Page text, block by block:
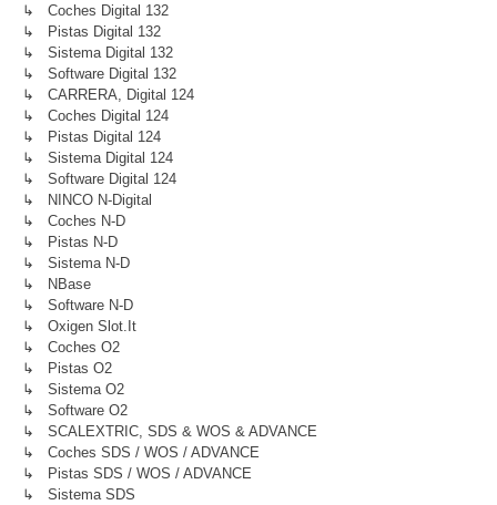
↳ Coches Digital 132
↳ Pistas Digital 132
↳ Sistema Digital 132
↳ Software Digital 132
↳ CARRERA, Digital 124
↳ Coches Digital 124
↳ Pistas Digital 124
↳ Sistema Digital 124
↳ Software Digital 124
↳ NINCO N-Digital
↳ Coches N-D
↳ Pistas N-D
↳ Sistema N-D
↳ NBase
↳ Software N-D
↳ Oxigen Slot.it
↳ Coches O2
↳ Pistas O2
↳ Sistema O2
↳ Software O2
↳ SCALEXTRIC, SDS & WOS & ADVANCE
↳ Coches SDS / WOS / ADVANCE
↳ Pistas SDS / WOS / ADVANCE
↳ Sistema SDS